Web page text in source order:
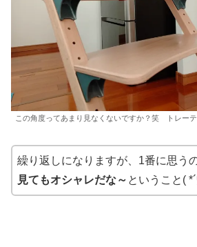
この角度ってあまり見なくないですか？笑 トレー
繰り返しになりますが、1番に思う
見てもオシャレだな～ ということ(